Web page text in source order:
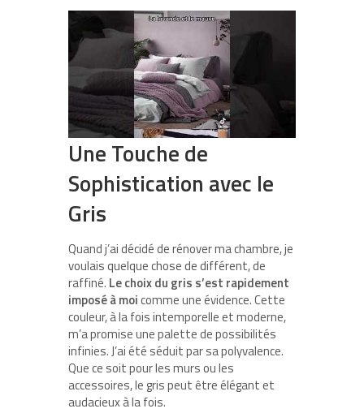
Une Touche de
Sophistication avec le
Gris
Quand j’ai décidé de rénover ma chambre, je
voulais quelque chose de différent, de
raffiné. Le choix du gris s’est rapidement
imposé à moicomme une évidence. Cette
couleur, à la fois intemporelle et moderne,
m’a promise une palette de possibilités
infinies. J’ai été séduit par sa polyvalence.
Que ce soit pour les murs ou les
accessoires, le gris peut être élégant et
audacieux à la fois.